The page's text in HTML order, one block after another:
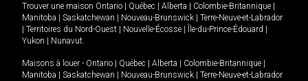
Trouver une maison Ontario Québec Alberta Colombie-Britannique
Manitoba
Saskatchewan Nouveau-Brunswick
Terre-Neuve-et-Labrador
Territoires du Nord-Ouest Nouvelle-Écosse Île-du-Prince-Édouard
Yukon
Nunavut.
Maisons à louer - Ontario Québec Alberta Colombie-Britannique
Manitoba
Saskatchewan Nouveau-Brunswick
Terre-Neuve-et-Labrador